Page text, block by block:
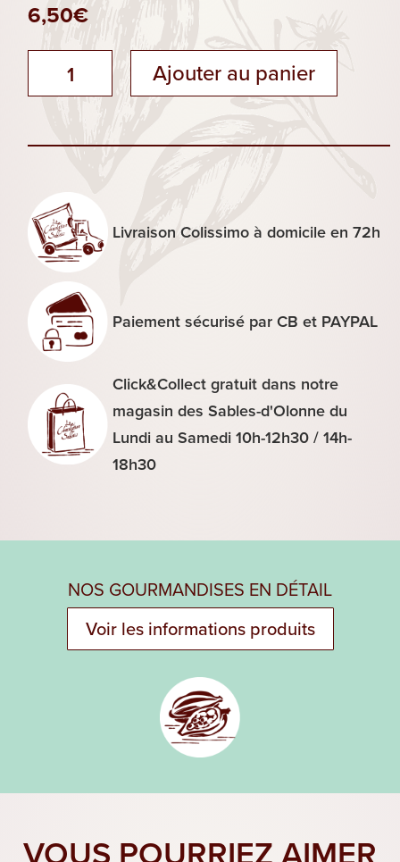
6,50€
quantité
Barre
Amandes
Caramel
Ajouter au panier
Livraison Colissimo à domicile en 72h
Paiement sécurisé par CB et PAYPAL
Click&Collect gratuit dans notre
magasin des Sables-d'Olonne du
Lundi au Samedi 10h-12h30 / 14h-
18h30
NOS GOURMANDISES EN DÉTAIL
Voir les informations produits